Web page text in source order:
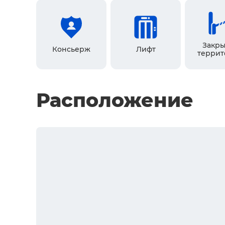
Консьерж Лифт
Расположение